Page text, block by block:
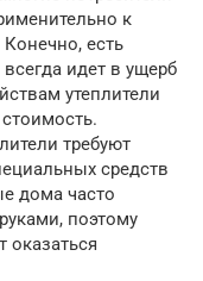
к
есть
идет в ущерб
утеплители
требуют
средств
дома часто
поэтому
оказаться